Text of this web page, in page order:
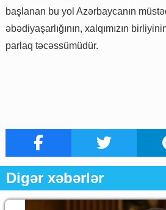
başlanan bu yol Azərbaycanın
əbədiyaşarlığının, xalqımızın
parlaq təcəssümüdür.
Digər xəbərlər